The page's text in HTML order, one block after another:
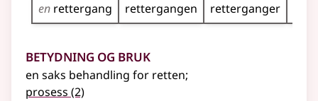
en rettergang rettergangen retterganger
Betydning og bruk
en saks behandling for retten;
prosess (2)